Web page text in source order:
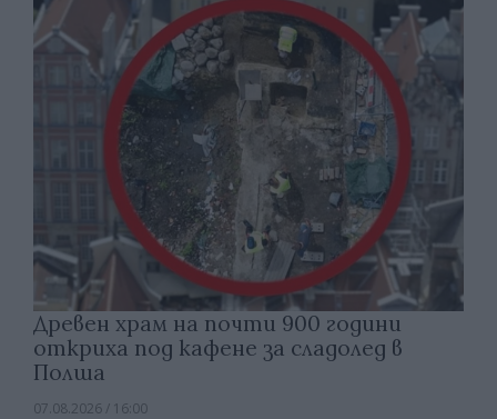
Древен храм на почти 900 години
откриха под кафене за сладолед в
Полша
07.08.2026 / 16:00